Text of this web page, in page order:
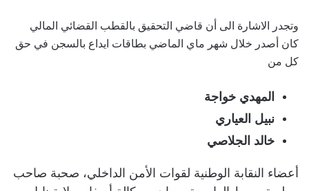
وتجدر الاشارة الى أن قاضي التحقيق بالقطب القضائي المالي
كان أصدر خلال شهر ماي الماضي بطاقات ايداع بالسجن في حق
كل من
المهدي خواجة
نبيل العياري
خالد الجلاصي
أعضاء النقابة الوطنية لقوات الأمن الداخلي، صحبة صاحب